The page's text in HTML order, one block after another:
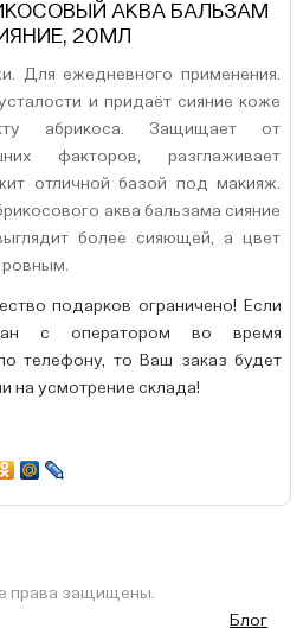
АКВА БАЛЬЗАМ
20МЛ
Для ежедневного применения.
и придаёт сияние коже
абрикоса. Защищает от
факторов, разглаживает
отличной базой под макияж.
аква бальзама сияние
более сияющей, а цвет
ровным.
подарков ограничено! Если
с оператором во время
телефону, то Ваш заказ будет
на усмотрение склада!
права защищены.
Блог